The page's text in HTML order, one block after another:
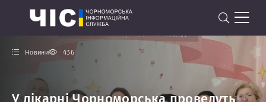
Новини 436
У лікарні Чорноморська проведуть